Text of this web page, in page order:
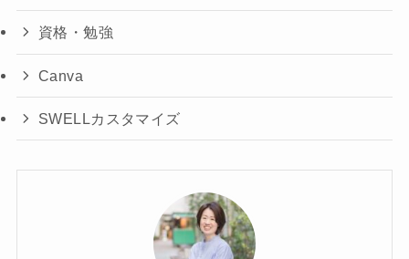
資格・勉強
Canva
SWELLカスタマイズ